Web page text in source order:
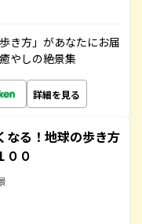
き方」があなたにお届
やしの絶景集
詳細を見る
なる！地球の歩き方
００